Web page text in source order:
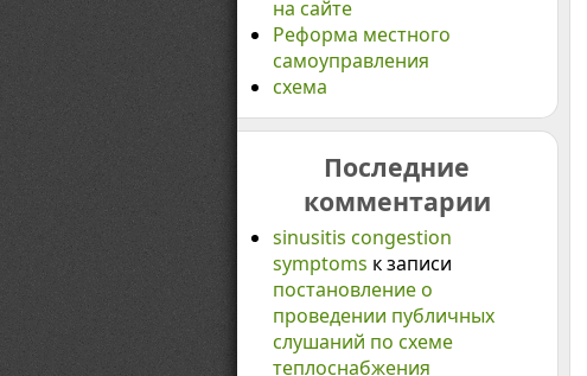
на сайте
Реформа местного
самоуправления
схема
Последние
комментарии
sinusitis congestion
symptoms к записи
постановление о
проведении публичных
слушаний по схеме
теплоснабжения